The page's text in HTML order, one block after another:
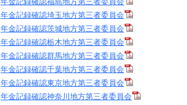
年金記録確認埼玉地方第三者委員会
年金記録確認茨城地方第三者委員会
年金記録確認栃木地方第三者委員会
年金記録確認群馬地方第三者委員会
年金記録確認千葉地方第三者委員会
年金記録確認東京地方第三者委員会
年金記録確認神奈川地方第三者委員会